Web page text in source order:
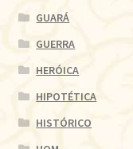
GUARÁ
GUERRA
HERÓICA
HIPOTÉTICA
HISTÓRICO